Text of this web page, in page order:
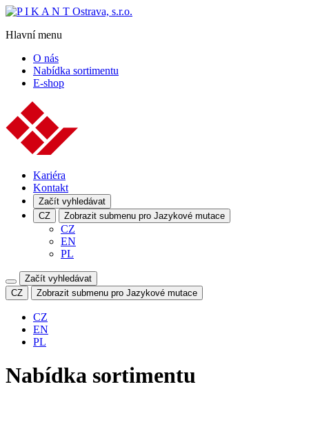
Hlavní menu
O nás
Nabídka sortimentu
E-shop
Kariéra
Kontakt
Začít vyhledávat
CZ
Zobrazit submenu pro Jazykové mutace
CZ
EN
PL
Začít vyhledávat
CZ
Zobrazit submenu pro Jazykové mutace
CZ
EN
PL
Nabídka sortimentu